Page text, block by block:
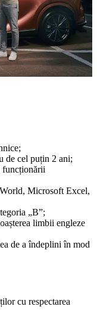
de cel puțin 2 ani;
funcționării
Microsoft Excel,
„B”;
limbii engleze
de a îndeplini în mod
cu respectarea